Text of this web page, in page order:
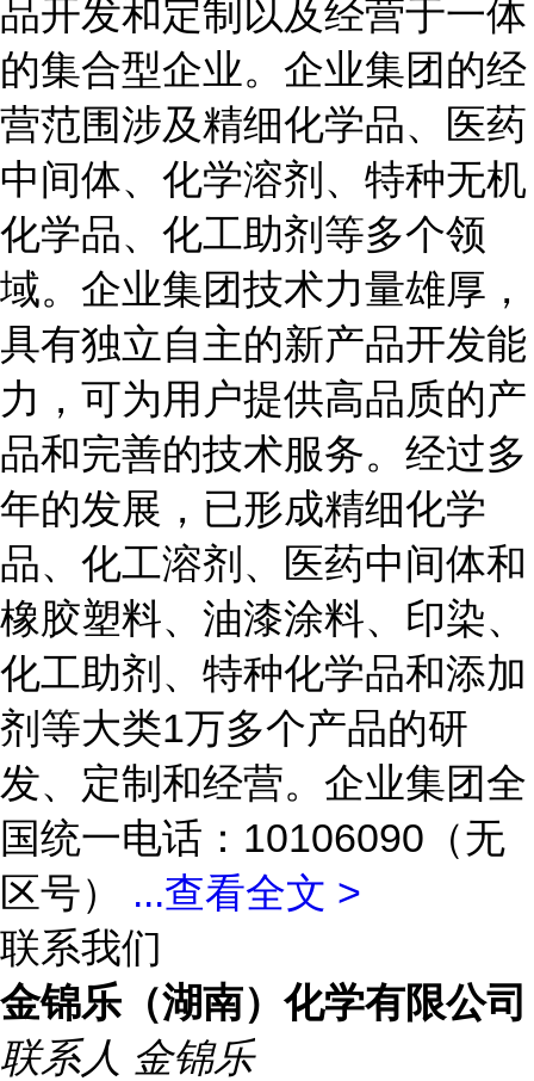
品开发和定制以及经营于一体
的集合型企业。企业集团的经
营范围涉及精细化学品、医药
中间体、化学溶剂、特种无机
化学品、化工助剂等多个领
域。企业集团技术力量雄厚，
具有独立自主的新产品开发能
力，可为用户提供高品质的产
品和完善的技术服务。经过多
年的发展，已形成精细化学
品、化工溶剂、医药中间体和
橡胶塑料、油漆涂料、印染、
化工助剂、特种化学品和添加
剂等大类1万多个产品的研
发、定制和经营。企业集团全
国统一电话：10106090（无
区号） ...查看全文 >
联系我们
金锦乐（湖南）化学有限公司
联系人 金锦乐